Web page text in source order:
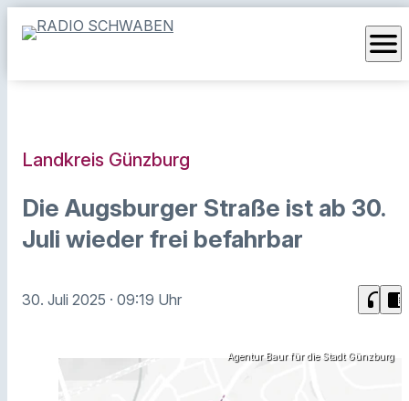
menu
Landkreis Günzburg
Die Augsburger Straße ist ab 30.
Juli wieder frei befahrbar
30. Juli 2025 · 09:19 Uhr headphones chrome_reader_mode
Agentur Baur für die Stadt Günzburg